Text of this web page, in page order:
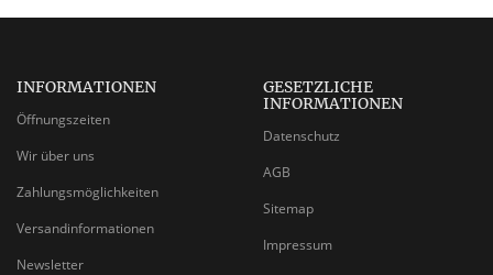
INFORMATIONEN
Öffnungszeiten
Wir über uns
Zahlungsmöglichkeiten
Versandinformationen
Newsletter
GESETZLICHE
INFORMATIONEN
Datenschutz
AGB
Sitemap
Impressum